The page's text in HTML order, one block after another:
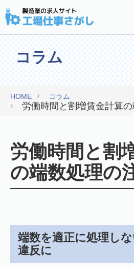
コラム
HOME コラム
労働時間と割増賃金計算
労働時間と割
の端数処理の
端数を適正に処理し
違反に